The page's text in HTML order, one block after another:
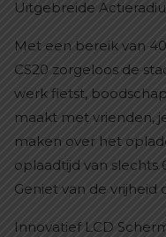
Uitgebreide
Met een bereik van
CS20 zorgeloos de
werk fietst,
maakt met vrienden,
maken over het
oplaadtijd van slechts
Geniet van de vrijheid
Innovatief LCD